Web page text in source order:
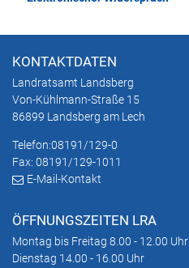
KONTAKTDATEN
Landratsamt Landsberg
Von-Kühlmann-Straße 15
86899 Landsberg am Lech
Telefon:08191/129-0
Fax: 08191/129-1011
E-Mail-Kontakt
ÖFFNUNGSZEITEN LRA
Montag bis Freitag 8.00 - 12.00 Uhr
Dienstag 14.00 - 16.00 Uhr